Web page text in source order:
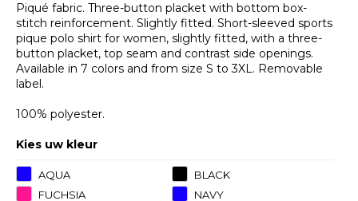
Piqué fabric. Three-button placket with bottom box-
stitch reinforcement. Slightly fitted. Short-sleeved sports
pique polo shirt for women, slightly fitted, with a three-
button placket, top seam and contrast side openings.
Available in 7 colors and from size S to 3XL. Removable
label.
100% polyester.
Kies uw kleur
AQUA
BLACK
FUCHSIA
NAVY